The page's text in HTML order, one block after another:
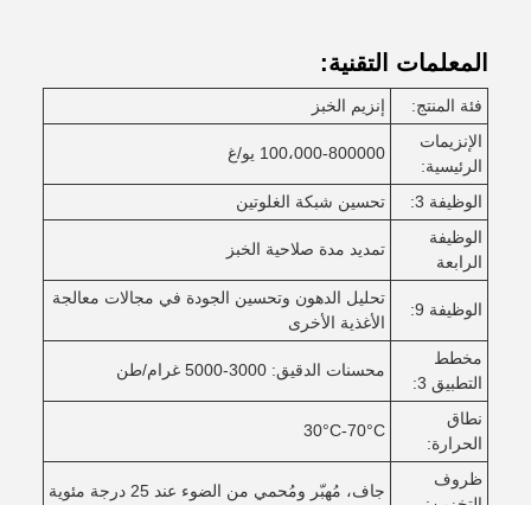
المعلمات التقنية:
فئة المنتج:
إنزيم الخبز
الإنزيمات
الرئيسية:
100،000-800000 يو/غ
الوظيفة 3:
تحسين شبكة الغلوتين
الوظيفة
الرابعة
تمديد مدة صلاحية الخبز
الوظيفة 9:
تحليل الدهون وتحسين الجودة في مجالات معالجة
الأغذية الأخرى
مخطط
التطبيق 3:
محسنات الدقيق: 3000-5000 غرام/طن
نطاق
الحرارة:
30°C-70°C
ظروف
جاف، مُهبّر ومُحمي من الضوء عند 25 درجة مئوية